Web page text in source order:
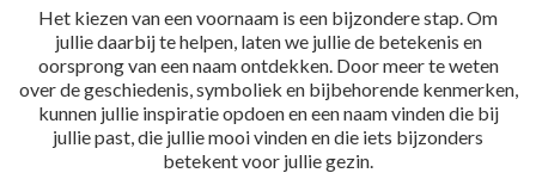
Het kiezen van een voornaam is een bijzondere stap. Om
jullie daarbij te helpen, laten we jullie de betekenis en
oorsprong van een naam ontdekken. Door meer te weten
over de geschiedenis, symboliek en bijbehorende kenmerken,
kunnen jullie inspiratie opdoen en een naam vinden die bij
jullie past, die jullie mooi vinden en die iets bijzonders
betekent voor jullie gezin.